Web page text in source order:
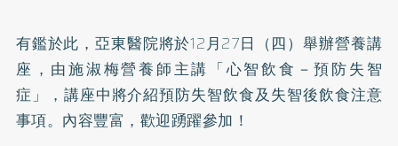
有鑑於此，亞東醫院將於12月27日（四）舉辦營養講
座，由施淑梅營養師主講「心智飲食－預防失智
症」，講座中將介紹預防失智飲食及失智後飲食注意
事項。內容豐富，歡迎踴躍參加！